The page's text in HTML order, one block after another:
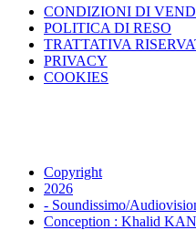
CONDIZIONI DI
POLITICA DI RESO
TRATTATIVA
PRIVACY
COOKIES
Copyright
2026
- Soundissimo/
Conception : Khalid